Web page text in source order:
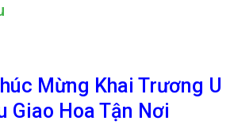
Mừng Khai Trương U
Giao Hoa Tận Nơi